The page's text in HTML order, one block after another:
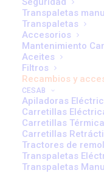
Transpaletas
Transpaletas
Accesorios
Mantenimiento
Aceites
Filtros
Recambios y
CESAB
Apiladoras
Carretillas
Carretillas
Carretillas
Tractores de
Transpaletas
Transpaletas
Kit de boquillas
tapicerías y pincel
los aspiradores en seco
y húmedo
Nº